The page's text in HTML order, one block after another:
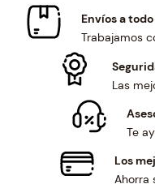
Envíos a
Trabajamos
Las
Te
Los
Ahorra